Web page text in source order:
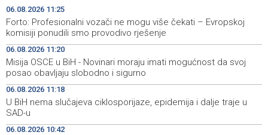
11:14
Ulysses obilježava završetak "Kralja Leara" nakon 26
sezona
Sjeverna Koreja ispalila neidentifikovani projektil prema
moru
11:00
Sunčano i vruće narednih dana, u popodnevnim
satima izgledni lokalni pljuskovi
10:48
Dvije bivše iranske nogometašice 'ponosne' na
dobijanje australskog državljanstva
06.08.2026 11:25
Forto: Profesionalni vozači ne mogu više čekati – Evropskoj
komisiji ponudili smo provodivo rješenje
06.08.2026 11:20
Misija OSCE u BiH - Novinari moraju imati mogućnost da svoj
posao obavljaju slobodno i sigurno
06.08.2026 11:18
U BiH nema slučajeva ciklosporijaze, epidemija i dalje traje u
SAD-u
06.08.2026 10:42